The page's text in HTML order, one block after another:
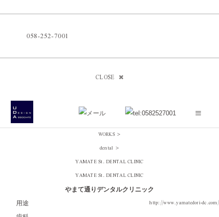
058-252-7001
CLOSE
WORKS>
dental >
YAMATE St. DENTAL CLINIC
YAMATE St. DENTAL CLINIC
やまて通りデンタルクリニック
用途
http://www.yamatedori-dc.com/